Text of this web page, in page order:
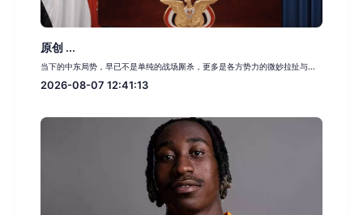
原创 ...
当下的中东局势，早已不是单纯的战场厮杀，更多是各方势力的微妙拉扯与...
2026-08-07 12:41:13